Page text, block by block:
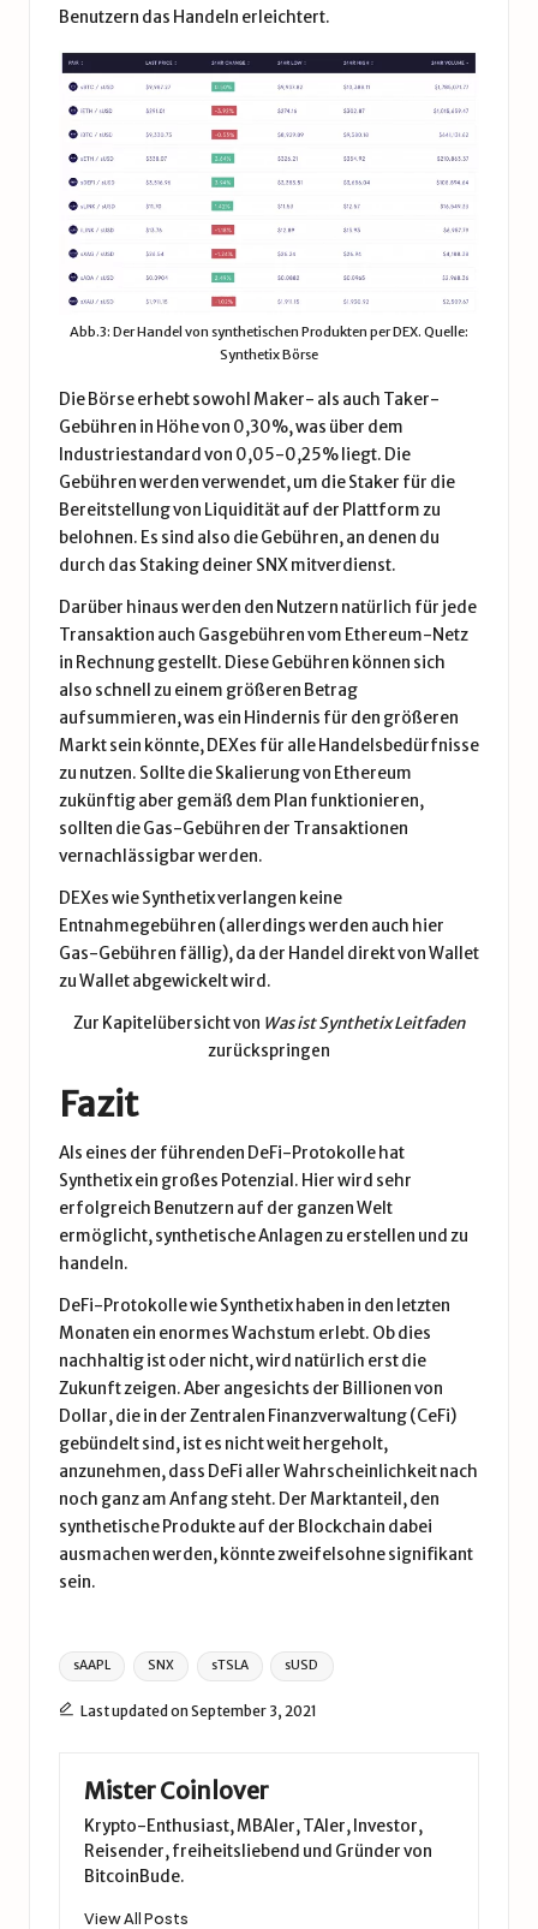
Benutzern das Handeln erleichtert.
Abb.3: Der Handel von synthetischen Produkten per DEX. Quelle:
Synthetix Börse
Die Börse erhebt sowohl Maker- als auch Taker-
Gebühren in Höhe von 0,30%, was über dem
Industriestandard von 0,05-0,25% liegt. Die
Gebühren werden verwendet, um die Staker für die
Bereitstellung von Liquidität auf der Plattform zu
belohnen. Es sind also die Gebühren, an denen du
durch das Staking deiner SNX mitverdienst.
Darüber hinaus werden den Nutzern natürlich für jede
Transaktion auch Gasgebühren vom Ethereum-Netz
in Rechnung gestellt. Diese Gebühren können sich
also schnell zu einem größeren Betrag
aufsummieren, was ein Hindernis für den größeren
Markt sein könnte, DEXes für alle Handelsbedürfnisse
zu nutzen. Sollte die Skalierung von Ethereum
zukünftig aber gemäß dem Plan funktionieren,
sollten die Gas-Gebühren der Transaktionen
vernachlässigbar werden.
DEXes wie Synthetix verlangen keine
Entnahmegebühren (allerdings werden auch hier
Gas-Gebühren fällig), da der Handel direkt von Wallet
zu Wallet abgewickelt wird.
Zur Kapitelübersicht von Was ist Synthetix Leitfaden
zurückspringen
Fazit
Als eines der führenden DeFi-Protokolle hat
Synthetix ein großes Potenzial. Hier wird sehr
erfolgreich Benutzern auf der ganzen Welt
ermöglicht, synthetische Anlagen zu erstellen und zu
handeln.
DeFi-Protokolle wie Synthetix haben in den letzten
Monaten ein enormes Wachstum erlebt. Ob dies
nachhaltig ist oder nicht, wird natürlich erst die
Zukunft zeigen. Aber angesichts der Billionen von
Dollar, die in der Zentralen Finanzverwaltung (CeFi)
gebündelt sind, ist es nicht weit hergeholt,
anzunehmen, dass DeFi aller Wahrscheinlichkeit nach
noch ganz am Anfang steht. Der Marktanteil, den
synthetische Produkte auf der Blockchain dabei
ausmachen werden, könnte zweifelsohne signifikant
sein.
Tags:
sAAPL SNX sTSLA sUSD
Last updated on September 3, 2021
Mister Coinlover
Krypto-Enthusiast, MBAler, TAler, Investor,
Reisender, freiheitsliebend und Gründer von
BitcoinBude.
View All Posts